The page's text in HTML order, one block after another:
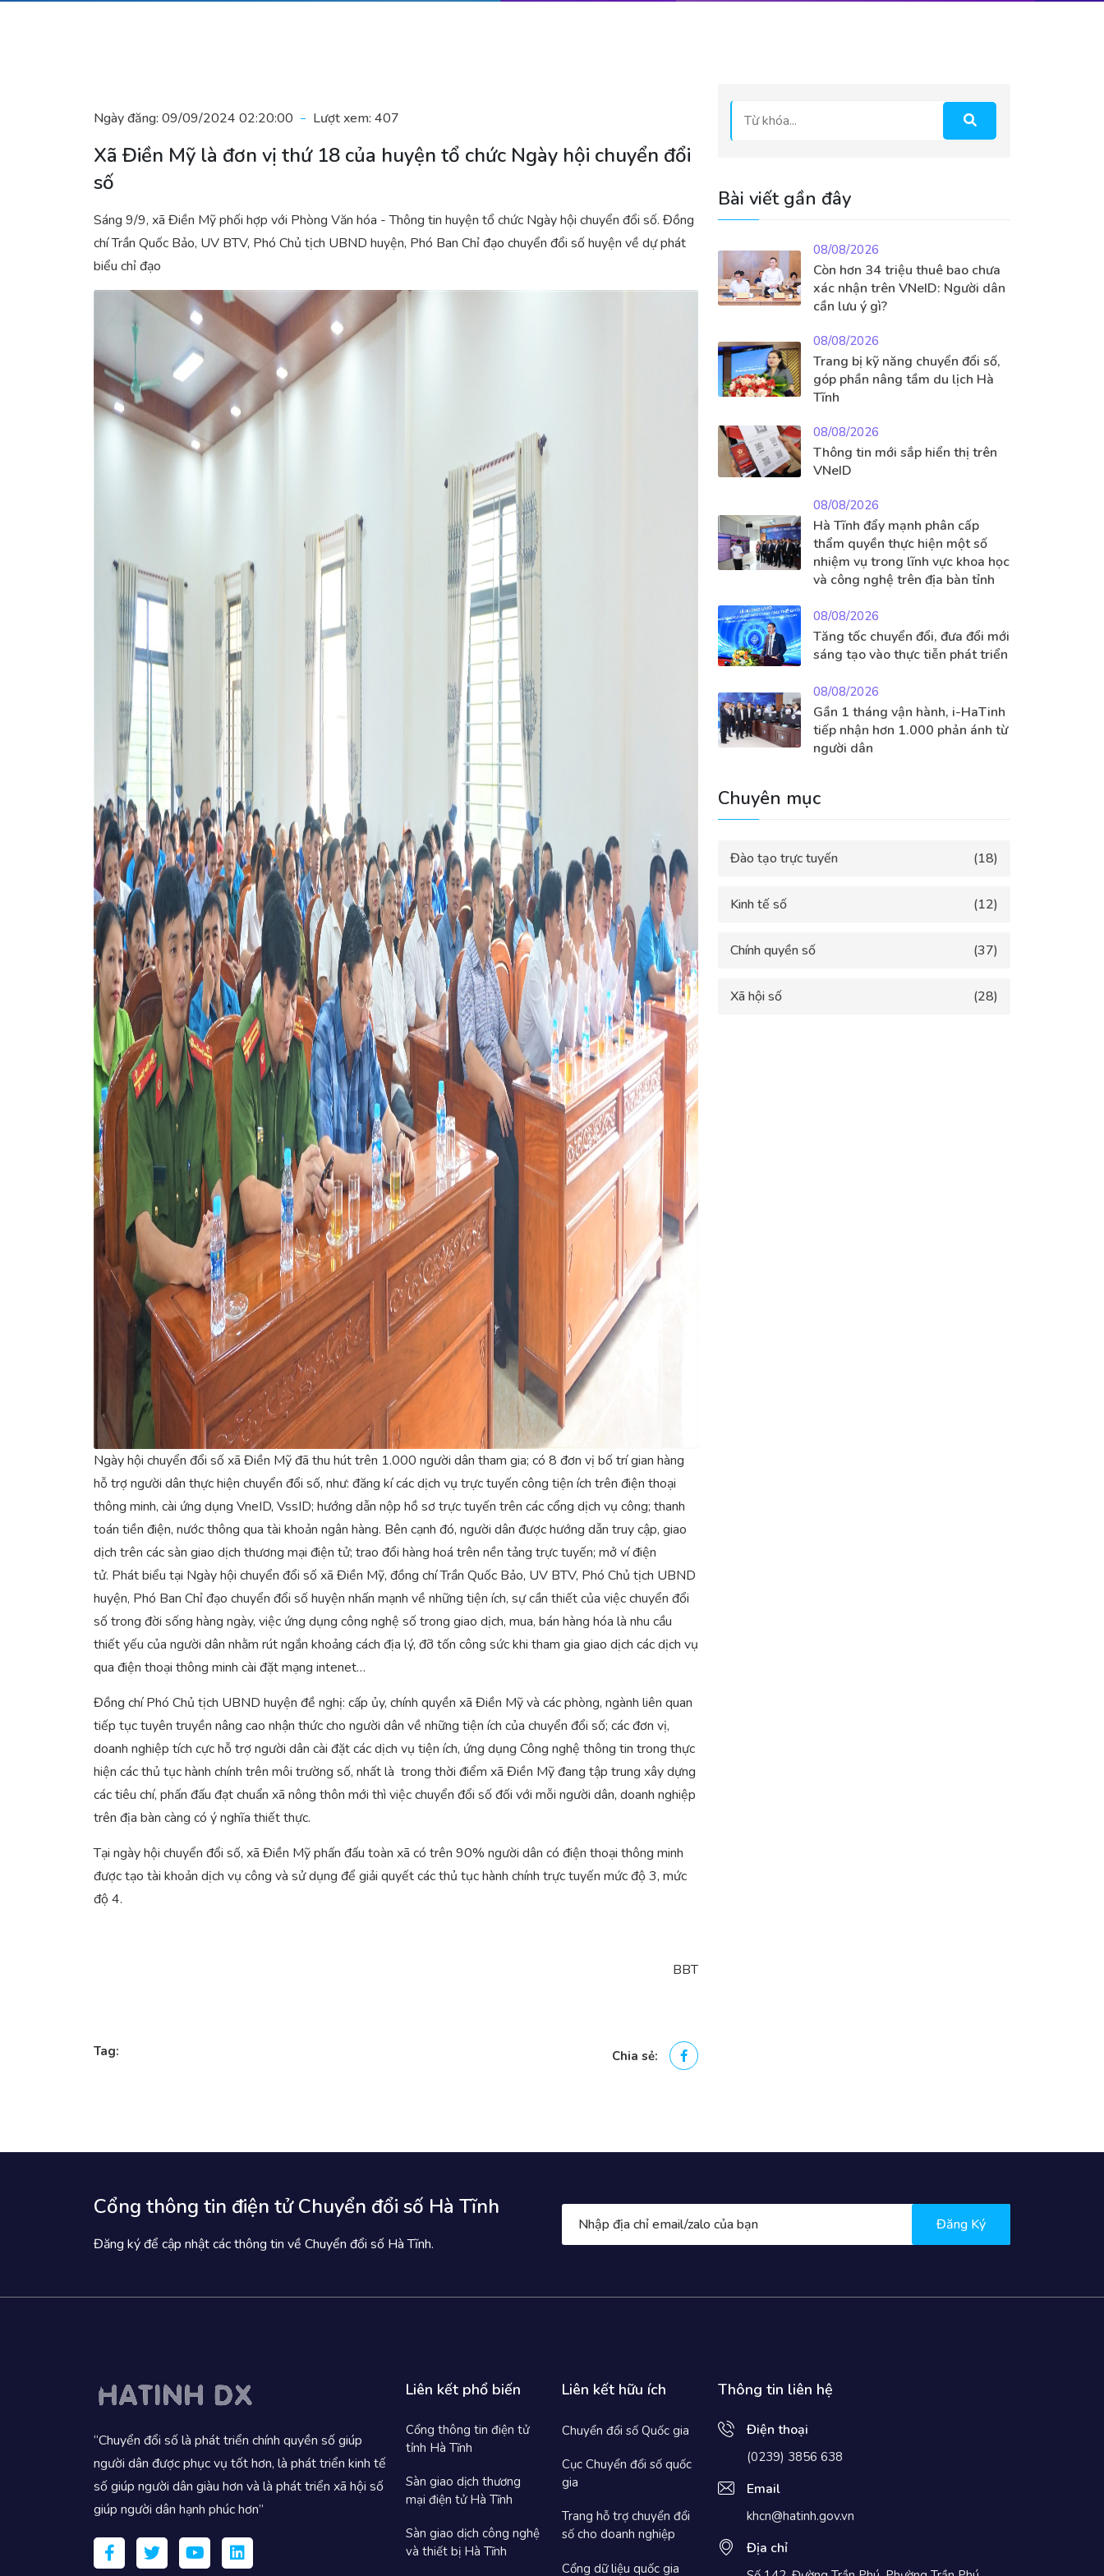
Ngày đăng: 09/09/2024 02:20:00 Lượt xem: 407
Xã Điền Mỹ là đơn vị thứ 18 của huyện tổ chức Ngày hội chuyển đổi
số
Sáng 9/9, xã Điền Mỹ phối hợp với Phòng Văn hóa - Thông tin huyện tổ chức Ngày hội chuyển đổi số. Đồng
chí Trần Quốc Bảo, UV BTV, Phó Chủ tịch UBND huyện, Phó Ban Chỉ đạo chuyển đổi số huyện về dự phát
biểu chỉ đạo
Ngày hội chuyển đổi số xã Điền Mỹ đã thu hút trên 1.000 người dân tham gia; có 8 đơn vị bố trí gian hàng
hỗ trợ người dân thực hiện chuyển đổi số, như: đăng kí các dịch vụ trực tuyến công tiện ích trên điện thoại
thông minh, cài ứng dụng VneID, VssID; hướng dẫn nộp hồ sơ trực tuyến trên các cổng dịch vụ công; thanh
toán tiền điện, nước thông qua tài khoản ngân hàng. Bên cạnh đó, người dân được hướng dẫn truy cập, giao
dịch trên các sàn giao dịch thương mại điện tử; trao đổi hàng hoá trên nền tảng trực tuyến; mở ví điện
tử. Phát biểu tại Ngày hội chuyển đổi số xã Điền Mỹ, đồng chí Trần Quốc Bảo, UV BTV, Phó Chủ tịch UBND
huyện, Phó Ban Chỉ đạo chuyển đổi số huyện nhấn mạnh về những tiện ích, sự cần thiết của việc chuyển đổi
số trong đời sống hàng ngày, việc ứng dụng công nghệ số trong giao dịch, mua, bán hàng hóa là nhu cầu
thiết yếu của người dân nhằm rút ngắn khoảng cách địa lý, đỡ tốn công sức khi tham gia giao dịch các dịch vụ
qua điện thoại thông minh cài đặt mạng intenet…
Đồng chí Phó Chủ tịch UBND huyện đề nghị: cấp ủy, chính quyền xã Điền Mỹ và các phòng, ngành liên quan
tiếp tục tuyên truyền nâng cao nhận thức cho người dân về những tiện ích của chuyển đổi số; các đơn vị,
doanh nghiệp tích cực hỗ trợ người dân cài đặt các dịch vụ tiện ích, ứng dụng Công nghệ thông tin trong thực
hiện các thủ tục hành chính trên môi trường số, nhất là trong thời điểm xã Điền Mỹ đang tập trung xây dựng
các tiêu chí, phấn đấu đạt chuẩn xã nông thôn mới thì việc chuyển đổi số đối với mỗi người dân, doanh nghiệp
trên địa bàn càng có ý nghĩa thiết thực.
Tại ngày hội chuyển đổi số, xã Điền Mỹ phấn đấu toàn xã có trên 90% người dân có điện thoại thông minh
được tạo tài khoản dịch vụ công và sử dụng để giải quyết các thủ tục hành chính trực tuyến mức độ 3, mức
độ 4.
BBT
Tag: Chia sẻ:
Bài viết gần đây
08/08/2026
Còn hơn 34 triệu thuê bao chưa
xác nhận trên VNeID: Người dân
cần lưu ý gì?
08/08/2026
Trang bị kỹ năng chuyển đổi số,
góp phần nâng tầm du lịch Hà
Tĩnh
08/08/2026
Thông tin mới sắp hiển thị trên
VNeID
08/08/2026
Hà Tĩnh đẩy mạnh phân cấp
thẩm quyền thực hiện một số
nhiệm vụ trong lĩnh vực khoa học
và công nghệ trên địa bàn tỉnh
08/08/2026
Tăng tốc chuyển đổi, đưa đổi mới
sáng tạo vào thực tiễn phát triển
08/08/2026
Gần 1 tháng vận hành, i-HaTinh
tiếp nhận hơn 1.000 phản ánh từ
người dân
Chuyên mục
Đào tạo trực tuyến (18)
Kinh tế số (12)
Chính quyền số (37)
Xã hội số (28)
Cổng thông tin điện tử Chuyển đổi số Hà Tĩnh
Đăng ký để cập nhật các thông tin về Chuyển đổi số Hà Tĩnh.
Đăng Ký
“Chuyển đổi số là phát triển chính quyền số giúp
người dân được phục vụ tốt hơn, là phát triển kinh tế
số giúp người dân giàu hơn và là phát triển xã hội số
giúp người dân hạnh phúc hơn”
Liên kết phổ biến
Cổng thông tin điện tử
tỉnh Hà Tĩnh
Sàn giao dịch thương
mại điện tử Hà Tĩnh
Sàn giao dịch công nghệ
và thiết bị Hà Tĩnh
Liên kết hữu ích
Chuyển đổi số Quốc gia
Cục Chuyển đổi số quốc
gia
Trang hỗ trợ chuyển đổi
số cho doanh nghiệp
Cổng dữ liệu quốc gia
Thông tin liên hệ
Điện thoại
(0239) 3856 638
Email
khcn@hatinh.gov.vn
Địa chỉ